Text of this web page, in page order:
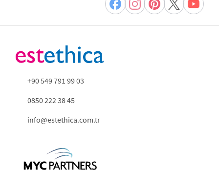
+90 549 791 99 03
0850 222 38 45
info@estethica.com.tr